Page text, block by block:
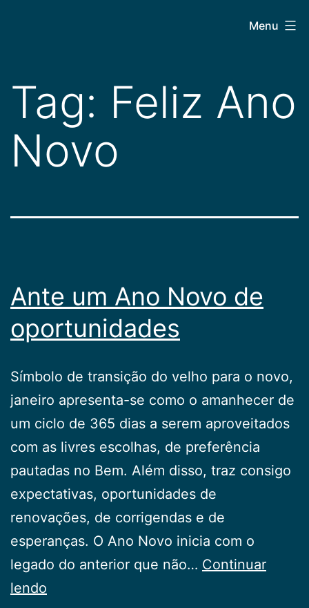
conteúdo
Menu
Tag: Feliz Ano
Novo
Ante um Ano Novo de
oportunidades
Símbolo de transição do velho para o novo,
janeiro apresenta-se como o amanhecer de
um ciclo de 365 dias a serem aproveitados
com as livres escolhas, de preferência
pautadas no Bem. Além disso, traz consigo
expectativas, oportunidades de
renovações, de corrigendas e de
esperanças. O Ano Novo inicia com o
legado do anterior que não… Continuar
lendo